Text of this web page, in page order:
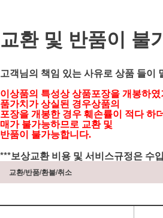
교환 및 반품이 불
고객님의 책임 있는 사유로 상품 들이
이상품의 특성상 상품포장을 개봉하
품가치가 상실된 경우상품의
포장을 개봉한 경우 훼손률이 적다 하
매가 불가능하므로 교환 및
반품이 불가능합니다.
***보상교환 비용 및 서비스규정은 수
교환/반품/환불/취소